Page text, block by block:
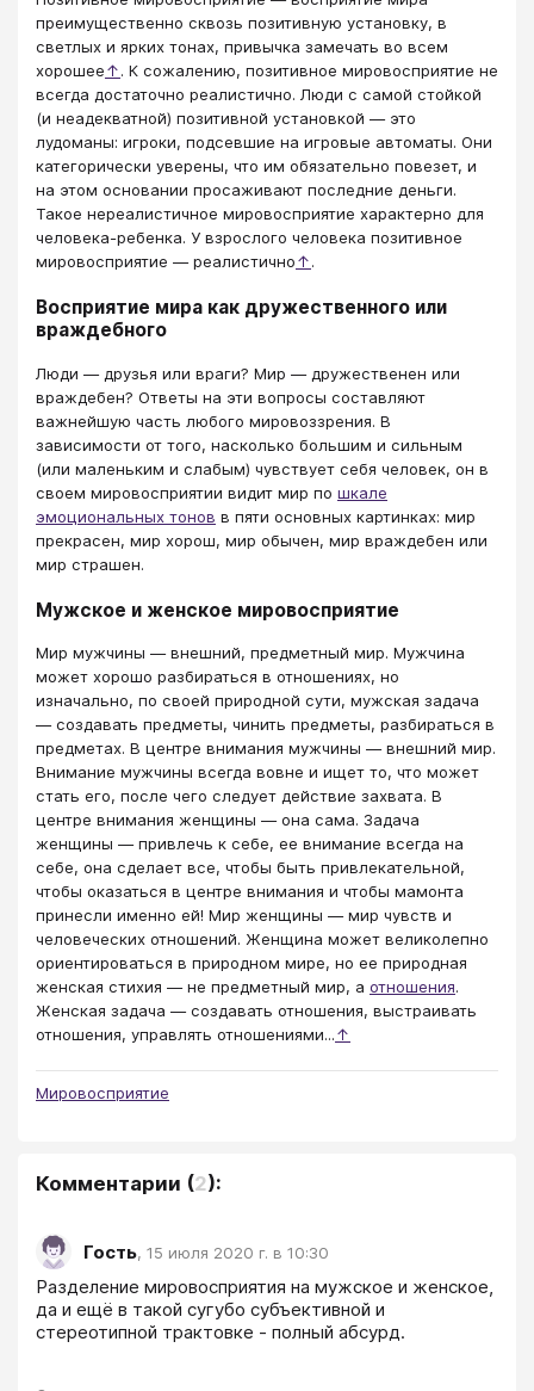
преимущественно сквозь позитивную установку, в
светлых и ярких тонах, привычка замечать во всем
хорошее↑. К сожалению, позитивное мировосприятие не
всегда достаточно реалистично. Люди с самой стойкой
(и неадекватной) позитивной установкой — это
лудоманы: игроки, подсевшие на игровые автоматы. Они
категорически уверены, что им обязательно повезет, и
на этом основании просаживают последние деньги.
Такое нереалистичное мировосприятие характерно для
человека-ребенка. У взрослого человека позитивное
мировосприятие — реалистично↑.
Восприятие мира как дружественного или
враждебного
Люди — друзья или враги? Мир — дружественен или
враждебен? Ответы на эти вопросы составляют
важнейшую часть любого мировоззрения. В
зависимости от того, насколько большим и сильным
(или маленьким и слабым) чувствует себя человек, он в
своем мировосприятии видит мир по шкале
эмоциональных тонов в пяти основных картинках: мир
прекрасен, мир хорош, мир обычен, мир враждебен или
мир страшен.
Мужское и женское мировосприятие
Мир мужчины — внешний, предметный мир. Мужчина
может хорошо разбираться в отношениях, но
изначально, по своей природной сути, мужская задача
— создавать предметы, чинить предметы, разбираться в
предметах. В центре внимания мужчины — внешний мир.
Внимание мужчины всегда вовне и ищет то, что может
стать его, после чего следует действие захвата. В
центре внимания женщины — она сама. Задача
женщины — привлечь к себе, ее внимание всегда на
себе, она сделает все, чтобы быть привлекательной,
чтобы оказаться в центре внимания и чтобы мамонта
принесли именно ей! Мир женщины — мир чувств и
человеческих отношений. Женщина может великолепно
ориентироваться в природном мире, но ее природная
женская стихия — не предметный мир, а отношения.
Женская задача — создавать отношения, выстраивать
отношения, управлять отношениями...↑
Мировосприятие
Комментарии (2):
Гость, 15 июля 2020 г. в 10:30
Разделение мировосприятия на мужское и женское,
да и ещё в такой сугубо субъективной и
стереотипной трактовке - полный абсурд.